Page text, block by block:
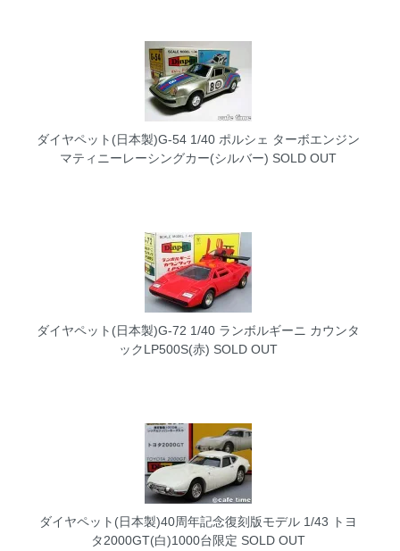
ダイヤペット(日本製)G-54 1/40 ポルシェ ターボエンジン
マティニーレーシングカー(シルバー) SOLD OUT
ダイヤペット(日本製)G-72 1/40 ランボルギーニ カウンタ
ックLP500S(赤) SOLD OUT
ダイヤペット(日本製)40周年記念復刻版モデル 1/43 トヨ
タ2000GT(白)1000台限定 SOLD OUT